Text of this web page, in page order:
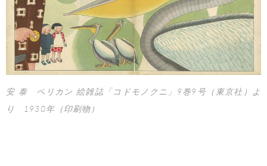
安 泰 ペリカン 絵雑誌「コドモノクニ」9巻9号（東京社）よ
り 1930年（印刷物）